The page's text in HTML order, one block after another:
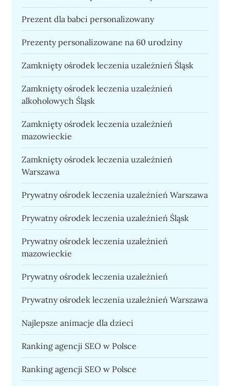
Prezent dla babci personalizowany
Prezenty personalizowane na 60 urodziny
Zamknięty ośrodek leczenia uzależnień Śląsk
Zamknięty ośrodek leczenia uzależnień
alkoholowych Śląsk
Zamknięty ośrodek leczenia uzależnień
mazowieckie
Zamknięty ośrodek leczenia uzależnień
Warszawa
Prywatny ośrodek leczenia uzależnień Warszawa
Prywatny ośrodek leczenia uzależnień Śląsk
Prywatny ośrodek leczenia uzależnień
mazowieckie
Prywatny ośrodek leczenia uzależnień
Prywatny ośrodek leczenia uzależnień Warszawa
Najlepsze animacje dla dzieci
Ranking agencji SEO w Polsce
Ranking agencji SEO w Polsce